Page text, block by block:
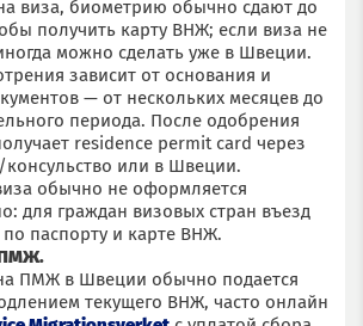
виза, биометрию обычно сдают до
получить карту ВНЖ; если виза не
можно сделать уже в Швеции.
зависит от основания и
— от нескольких месяцев до
периода. После одобрения
residence permit card через
консульство или в Швеции.
обычно не оформляется
для граждан визовых стран въезд
по паспорту и карте ВНЖ.
ПМЖ.
ПМЖ в Швеции обычно подается
текущего ВНЖ, часто онлайн